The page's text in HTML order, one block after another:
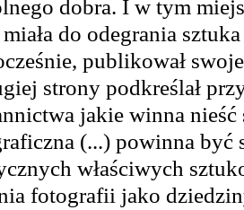
dobra. I w tym
do odegrania
publikował
strony podkreślał
jakie winna
(...) powinna być
właściwych
fotografii jako